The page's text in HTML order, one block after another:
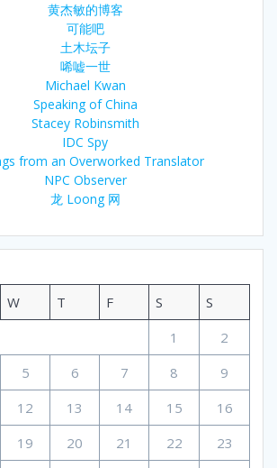
黄杰敏的博客
可能吧
土木坛子
唏嘘一世
Michael Kwan
Speaking of China
Stacey Robinsmith
IDC Spy
from an Overworked Translator
NPC Observer
龙 Loong 网
W T F S
S
1
2
5 6 7 8
9
12 13 14 15
16
19 20 21 22
23